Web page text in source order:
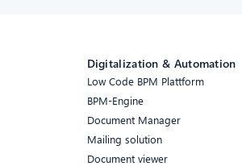
Digitalization & Automation
Low Code BPM Plattform
BPM-Engine
Document Manager
Mailing solution
Document viewer